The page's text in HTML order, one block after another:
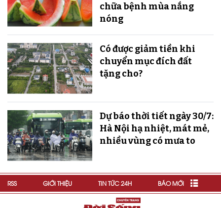
chữa bệnh mùa nắng
nóng
Có được giảm tiền khi
chuyển mục đích đất
tặng cho?
Dự báo thời tiết ngày 30/7:
Hà Nội hạ nhiệt, mát mẻ,
nhiều vùng có mưa to
RSS GIỚI THIỆU TIN TỨC 24H BÁO MỚI